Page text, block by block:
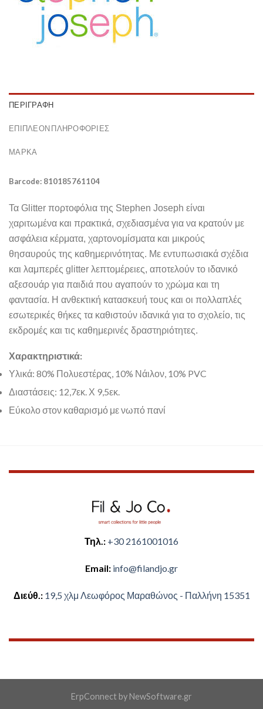
ΠΕΡΙΓΡΑΦΉ
ΕΠΙΠΛΈΟΝ ΠΛΗΡΟΦΟΡΊΕΣ
ΜΆΡΚΑ
Barcode: 810185761104
Τα Glitter πορτοφόλια της Stephen Joseph είναι
χαριτωμένα και πρακτικά, σχεδιασμένα για να κρατούν με
ασφάλεια κέρματα, χαρτονομίσματα και μικρούς
θησαυρούς της καθημερινότητας. Με εντυπωσιακά σχέδια
και λαμπερές glitter λεπτομέρειες, αποτελούν το ιδανικό
αξεσουάρ για παιδιά που αγαπούν το χρώμα και τη
φαντασία. Η ανθεκτική κατασκευή τους και οι πολλαπλές
εσωτερικές θήκες τα καθιστούν ιδανικά για το σχολείο, τις
εκδρομές και τις καθημερινές δραστηριότητες.
Χαρακτηριστικά:
Υλικά: 80% Πολυεστέρας, 10% Νάιλον, 10% PVC
Διαστάσεις: 12,7εκ. Χ 9,5εκ.
Εύκολο στον καθαρισμό με νωπό πανί
Τηλ.: +30 2161001016
Email: ​info@filandjo.gr
Διεύθ.: ​​19,5 χλμ Λεωφόρος Μαραθώνος - ​​Παλλήνη 15351
ErpConnect by NewSoftware.gr